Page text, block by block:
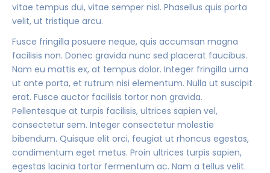
vitae tempus dui, vitae semper nisl. Phasellus quis porta
velit, ut tristique arcu.
Fusce fringilla posuere neque, quis accumsan magna
facilisis non. Donec gravida nunc sed placerat faucibus.
Nam eu mattis ex, at tempus dolor. Integer fringilla urna
ut ante porta, et rutrum nisi elementum. Nulla ut suscipit
erat. Fusce auctor facilisis tortor non gravida.
Pellentesque at turpis facilisis, ultrices sapien vel,
consectetur sem. Integer consectetur molestie
bibendum. Quisque elit orci, feugiat ut rhoncus egestas,
condimentum eget metus. Proin ultrices turpis sapien,
egestas lacinia tortor fermentum ac. Nam a tellus velit.